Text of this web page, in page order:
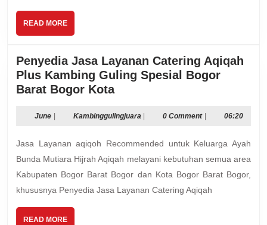
READ MOREREAD
MORE
Penyedia Jasa Layanan Catering Aqiqah
Plus Kambing Guling Spesial Bogor
Barat Bogor Kota
Layanan
Aqiqah
Plus
Kambing
Guling
JuneJune KambinggulingjuaraKambinggulingjuara
0 Comment 06:20
Jasa Layanan aqiqoh Recommended untuk Keluarga Ayah
Bunda Mutiara Hijrah Aqiqah melayani kebutuhan semua area
Kabupaten Bogor Barat Bogor dan Kota Bogor Barat Bogor,
khususnya Penyedia Jasa Layanan Catering Aqiqah
READ MOREREAD